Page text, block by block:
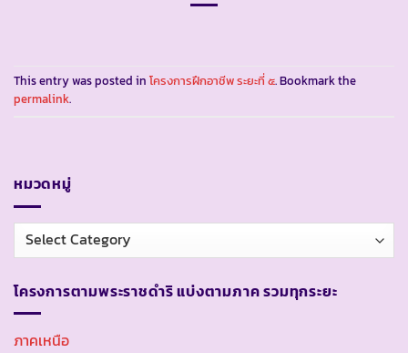
This entry was posted in โครงการฝึกอาชีพ ระยะที่ ๕. Bookmark the
permalink.
หมวดหมู่
หมวด
หมู่
โครงการตามพระราชดำริ แบ่งตามภาค รวมทุกระยะ
ภาคเหนือ